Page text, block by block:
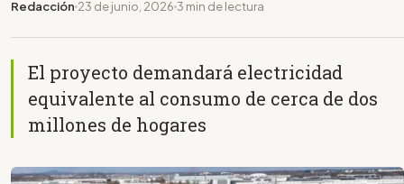
Redacción 23 de junio, 2026 3 min de lectura
El proyecto demandará electricidad
equivalente al consumo de cerca de dos
millones de hogares